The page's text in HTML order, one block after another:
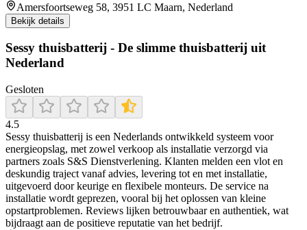
Amersfoortseweg 58, 3951 LC Maarn, Nederland
Bekijk details
Sessy thuisbatterij - De slimme thuisbatterij uit
Nederland
Gesloten
4.5
Sessy thuisbatterij is een Nederlands ontwikkeld systeem voor
energieopslag, met zowel verkoop als installatie verzorgd via
partners zoals S&S Dienstverlening. Klanten melden een vlot en
deskundig traject vanaf advies, levering tot en met installatie,
uitgevoerd door keurige en flexibele monteurs. De service na
installatie wordt geprezen, vooral bij het oplossen van kleine
opstartproblemen. Reviews lijken betrouwbaar en authentiek, wat
bijdraagt aan de positieve reputatie van het bedrijf.